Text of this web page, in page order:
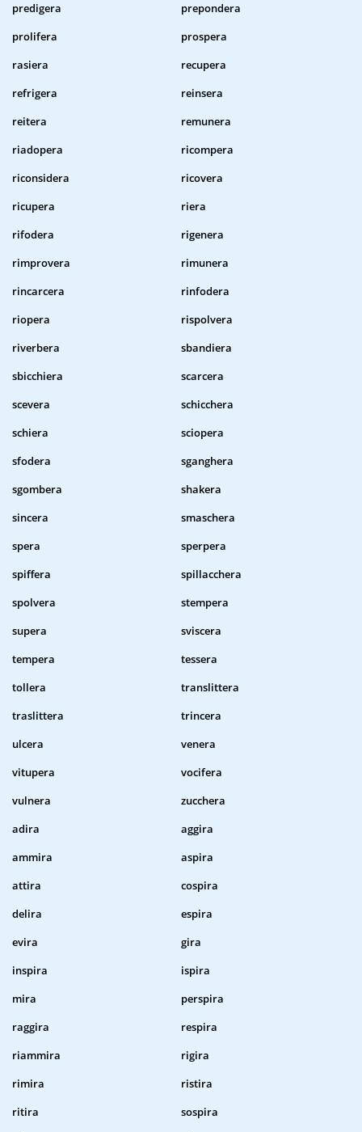
predigera
prepondera
prolifera
prospera
rasiera
recupera
refrigera
reinsera
reitera
remunera
riadopera
ricompera
riconsidera
ricovera
ricupera
riera
rifodera
rigenera
rimprovera
rimunera
rincarcera
rinfodera
riopera
rispolvera
riverbera
sbandiera
sbicchiera
scarcera
scevera
schicchera
schiera
sciopera
sfodera
sganghera
sgombera
shakera
sincera
smaschera
spera
sperpera
spiffera
spillacchera
spolvera
stempera
supera
sviscera
tempera
tessera
tollera
translittera
traslittera
trincera
ulcera
venera
vitupera
vocifera
vulnera
zucchera
adira
aggira
ammira
aspira
attira
cospira
delira
espira
evira
gira
inspira
ispira
mira
perspira
raggira
respira
riammira
rigira
rimira
ristira
ritira
sospira